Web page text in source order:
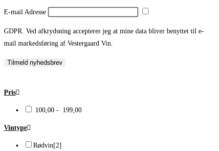
E-mail Adresse
GDPR. Ved afkrydsning accepterer jeg at mine data bliver benyttet til e-
mail markedsføring af Vestergaard Vin.
Tilmeld nyhedsbrev
Pris
100,00 - 199,00
Vintype
Rødvin[2]